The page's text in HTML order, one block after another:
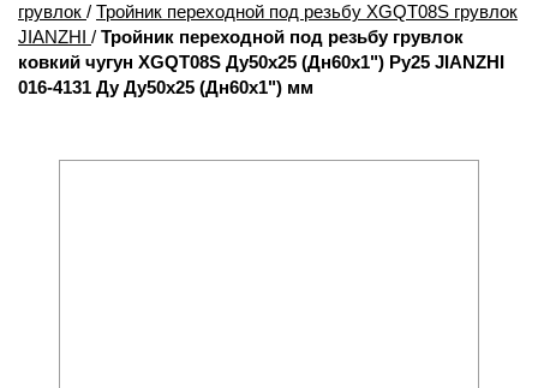
грувлок / Тройник переходной под резьбу XGQT08S грувлок
JIANZHI / Тройник переходной под резьбу грувлок
ковкий чугун XGQT08S Ду50х25 (Дн60х1") Ру25 JIANZHI
016-4131 Ду Ду50х25 (Дн60х1") мм